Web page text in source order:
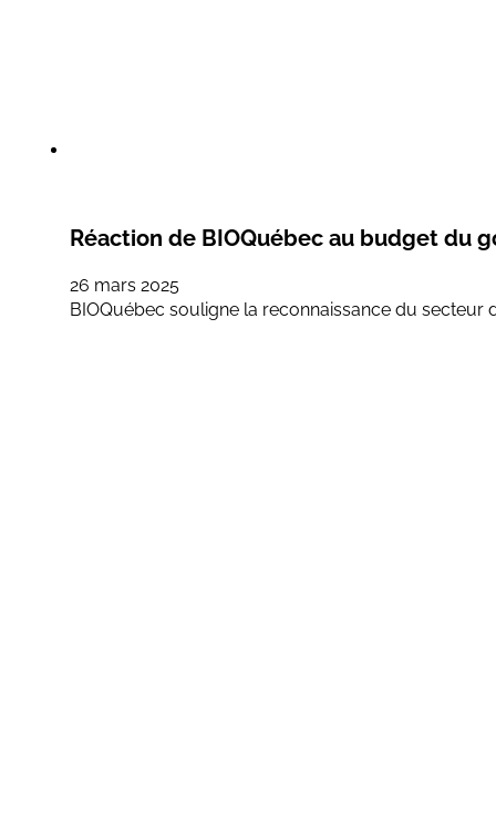
Réaction de BIOQuébec au budget du
26 mars 2025
BIOQuébec souligne la reconnaissance du secteur